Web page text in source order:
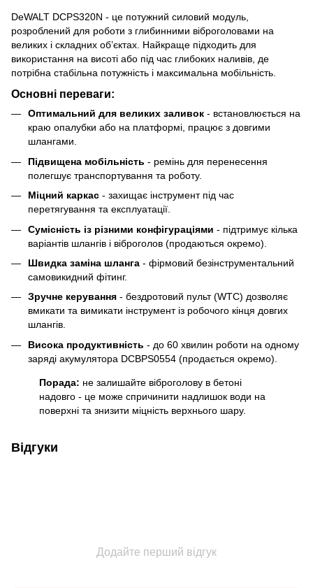
DeWALT DCPS320N - це потужний силовий модуль,
розроблений для роботи з глибинними віброголовами на
великих і складних об’єктах. Найкраще підходить для
використання на висоті або під час глибоких наливів, де
потрібна стабільна потужність і максимальна мобільність.
Основні переваги:
Оптимальний для великих заливок - встановлюється на
краю опалубки або на платформі, працює з довгими
шлангами.
Підвищена мобільність - ремінь для перенесення
полегшує транспортування та роботу.
Міцний каркас - захищає інструмент під час
перетягування та експлуатації.
Сумісність із різними конфігураціями - підтримує кілька
варіантів шлангів і віброголов (продаються окремо).
Швидка заміна шланга - фірмовий безінструментальний
самовикидний фітинг.
Зручне керування - бездротовий пульт (WTC) дозволяє
вмикати та вимикати інструмент із робочого кінця довгих
шлангів.
Висока продуктивність - до 60 хвилин роботи на одному
заряді акумулятора DCBPS0554 (продається окремо).
Порада: не залишайте віброголову в бетоні
надовго - це може спричинити надлишок води на
поверхні та знизити міцність верхнього шару.
Відгуки
Додайте перший відгук